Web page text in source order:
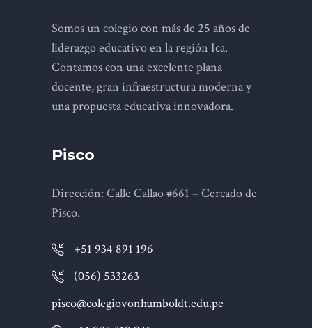
Somos un colegio con más de 25 años de
liderazgo educativo en la región Ica.
Contamos con una excelente plana
docente, gran infraestructura moderna y
una propuesta educativa innovadora.
Pisco
Dirección: Calle Callao #661 – Cercado de
Pisco.
+51 934 891 196
(056) 533263
pisco@colegiovonhumboldt.edu.pe